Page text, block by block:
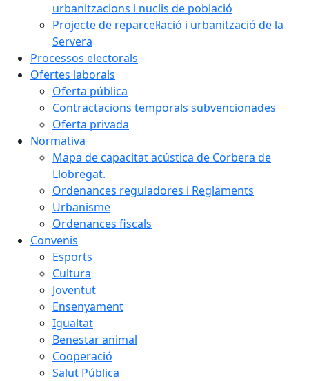
urbanitzacions i nuclis de població
Projecte de reparcel·lació i urbanització de la
Servera
Processos electorals
Ofertes laborals
Oferta pública
Contractacions temporals subvencionades
Oferta privada
Normativa
Mapa de capacitat acústica de Corbera de
Llobregat.
Ordenances reguladores i Reglaments
Urbanisme
Ordenances fiscals
Convenis
Esports
Cultura
Joventut
Ensenyament
Igualtat
Benestar animal
Cooperació
Salut Pública